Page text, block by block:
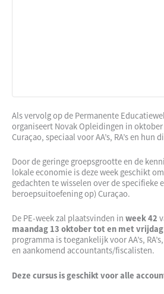
Als vervolg op de Permanente
organiseert Novak Opleidingen in oktober
Curaçao, speciaal voor AA’s, RA’s en hun
Door de geringe groepsgrootte en de
lokale economie is deze week geschikt
gedachten te wisselen over de specifieke
beroepsuitoefening op) Curaçao.
De PE-week zal plaatsvinden in week 42
maandag 13 oktober tot en met
programma is toegankelijk voor AA’s,
en aankomend accountants/fiscalisten.
Deze cursus is geschikt voor alle